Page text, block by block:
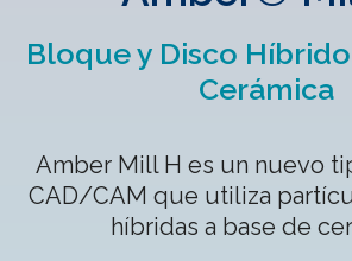
Bloque y Disco
Cerámica
Amber Mill H es un nuevo
CAD/CAM que utiliza
híbridas a base de